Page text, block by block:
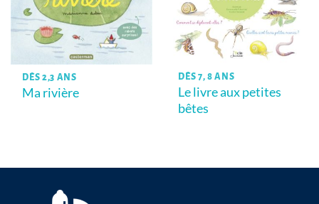
DÈS 2,3 ANS
Ma rivière
DÈS 7, 8 ANS
Le livre aux petites
bêtes